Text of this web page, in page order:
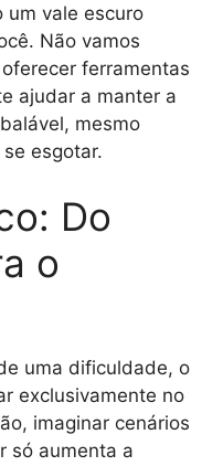
um vale escuro
Não vamos
ferramentas
ajudar a manter a
mesmo
esgotar.
Do
o
uma dificuldade, o
exclusivamente no
imaginar cenários
só aumenta a